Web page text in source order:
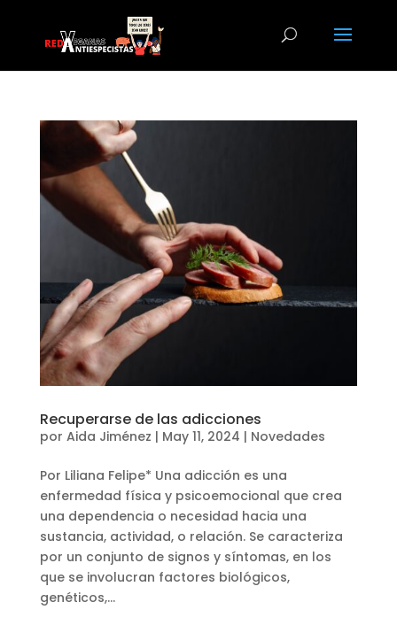
Recuperarse de las adicciones
por Aida Jiménez | May 11, 2024 | Novedades
Por Liliana Felipe* Una adicción es una
enfermedad física y psicoemocional que crea
una dependencia o necesidad hacia una
sustancia, actividad, o relación. Se caracteriza
por un conjunto de signos y síntomas, en los
que se involucran factores biológicos,
genéticos,...